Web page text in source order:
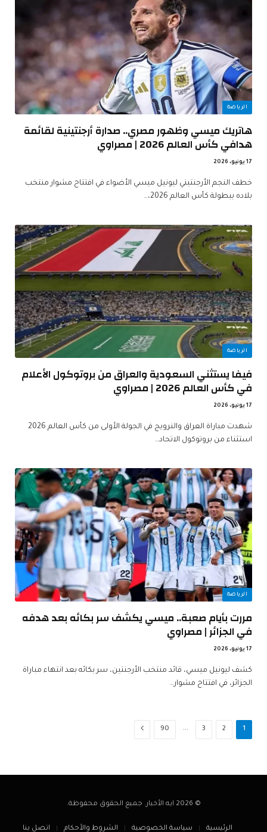
الرياضة
هاتريك ميسي وظهور مصري.. صدارة أرجنتينية لقائمة
هدافي كأس العالم 2026 | مصراوي
17 يونيو، 2026
خطف النجم الأرجنتيني ليونيل ميسي الأضواء في افتتاح مشوار منتخب
بلاده ببطولة كأس العالم 2026،…
الرياضة
فيفا يستثني السعودية والعراق من بروتوكول الأعلام
في كأس العالم 2026 | مصراوي
17 يونيو، 2026
شهدت مباراة العراق والنرويج في الجولة الأولى من كأس العالم 2026
استثناء من بروتوكول الاتحاد…
الرياضة
مررت بأيام صعبة.. ميسي يكشف سر بكائه بعد هدفه
في الجزائر | مصراوي
17 يونيو، 2026
كشف ليونيل ميسي، قائد منتخب الأرجنتين، سر بكائه بعد انتهاء مباراة
الجزائر، في افتتاح مشوار…
1
2
3
…
90 التالي
© 2026 ايه الأخبار. جميع الحقوق محفوظة.
الرئيسية سياسة الخصوصية الشروط والأحكام اتصل بنا